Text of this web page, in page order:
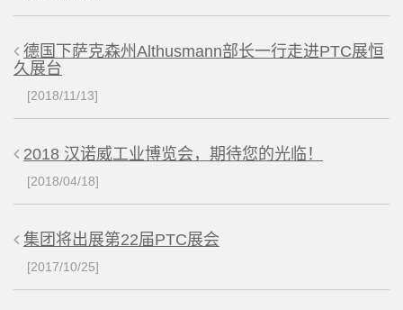
德国下萨克森州Althusmann部长一行走进PTC展恒
久展台
[2018/11/13]
2018 汉诺威工业博览会，期待您的光临！
[2018/04/18]
集团将出展第22届PTC展会
[2017/10/25]